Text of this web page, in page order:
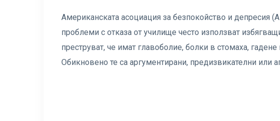
Американската асоциация за безпокойство и депресия
проблеми с отказа от училище често използват
преструват, че имат главоболие, болки в стомаха,
Обикновено те са аргументирани, предизвикателни или